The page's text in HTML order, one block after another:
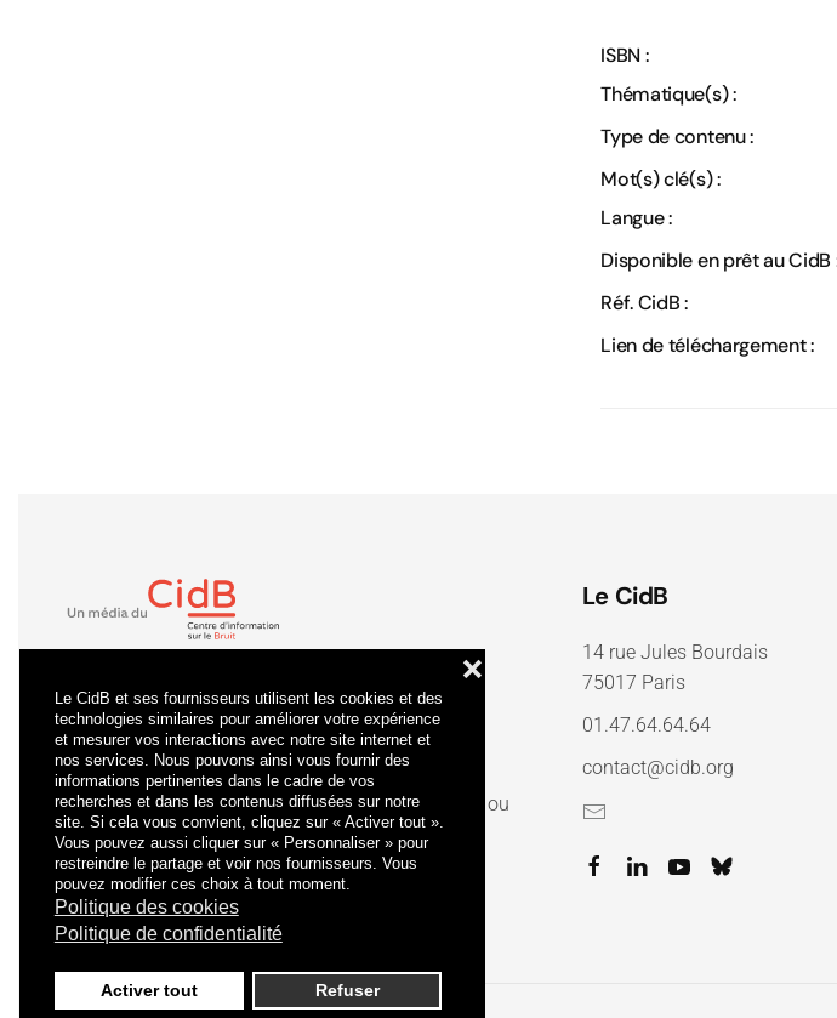
Le CidB et ses fournisseurs utilisent les cookies et des
technologies similaires pour améliorer votre expérience
et mesurer vos interactions avec notre site internet et
nos services. Nous pouvons ainsi vous fournir des
informations pertinentes dans le cadre de vos
recherches et dans les contenus diffusées sur notre
site. Si cela vous convient, cliquez sur « Activer tout ».
Vous pouvez aussi cliquer sur « Personnaliser » pour
restreindre le partage et voir nos fournisseurs. Vous
pouvez modifier ces choix à tout moment.
Politique des cookies
Politique de confidentialité
Activer tout Refuser
❌
ISBN :
Thématique(s) :
Type de contenu :
Mot(s) clé(s) :
Langue :
Disponible en prêt au CidB
Réf. CidB :
Lien de téléchargement :
Lacertification qualité a été délivrée au titre de la ou
des catégories d'actions suivantes : actions de
formation.
Le CidB
14 rue Jules Bourdais
75017 Paris
01.47.64.64.64
contact@cidb.org